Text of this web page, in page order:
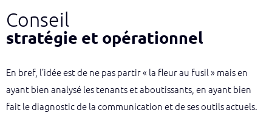
Conseil
stratégie et opérationnel
En bref, l’idée est de ne pas partir « la fleur au fusil » mais en
ayant bien analysé les tenants et aboutissants, en ayant bien
fait le diagnostic de la communication et de ses outils actuels.